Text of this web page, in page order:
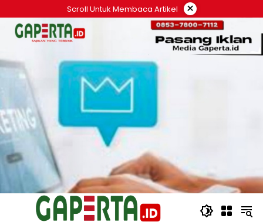
ke
konten
Scroll Untuk Membaca Artikel ×